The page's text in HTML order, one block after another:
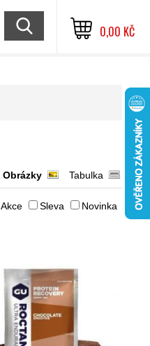
0,00 KČ
Obrázky Tabulka
Akce Sleva Novinka